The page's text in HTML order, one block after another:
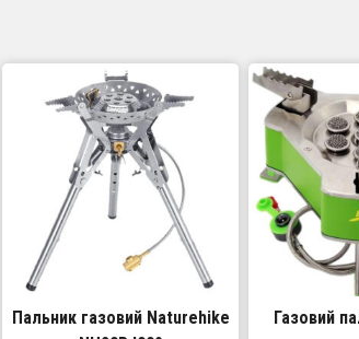
Пальник газовий Naturehike
Газовий